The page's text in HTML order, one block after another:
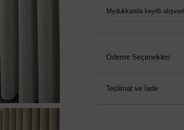
Mydukkanda keyifli
Ödeme Seçenekleri
Teslimat ve İade